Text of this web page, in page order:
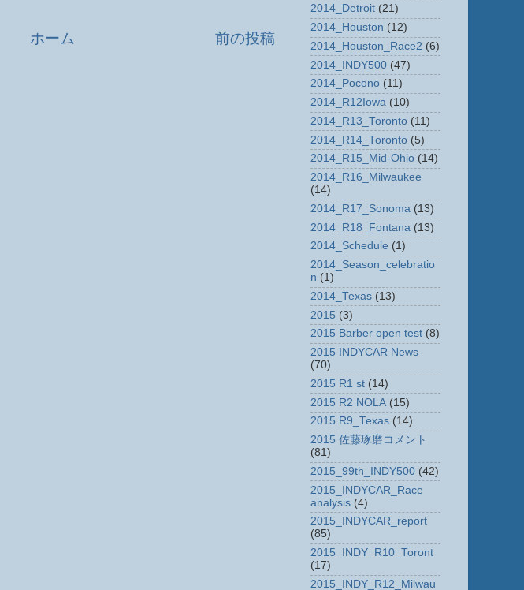
前の投稿
ホーム
2014_Detroit (21)
2014_Houston (12)
2014_Houston_Race2 (6)
2014_INDY500 (47)
2014_Pocono (11)
2014_R12Iowa (10)
2014_R13_Toronto (11)
2014_R14_Toronto (5)
2014_R15_Mid-Ohio (14)
2014_R16_Milwaukee
(14)
2014_R17_Sonoma (13)
2014_R18_Fontana (13)
2014_Schedule (1)
2014_Season_celebratio
n (1)
2014_Texas (13)
2015 (3)
2015 Barber open test (8)
2015 INDYCAR News
(70)
2015 R1 st (14)
2015 R2 NOLA (15)
2015 R9_Texas (14)
2015 佐藤琢磨コメント
(81)
2015_99th_INDY500 (42)
2015_INDYCAR_Race
analysis (4)
2015_INDYCAR_report
(85)
2015_INDY_R10_Toront
(17)
2015_INDY_R12_Milwau